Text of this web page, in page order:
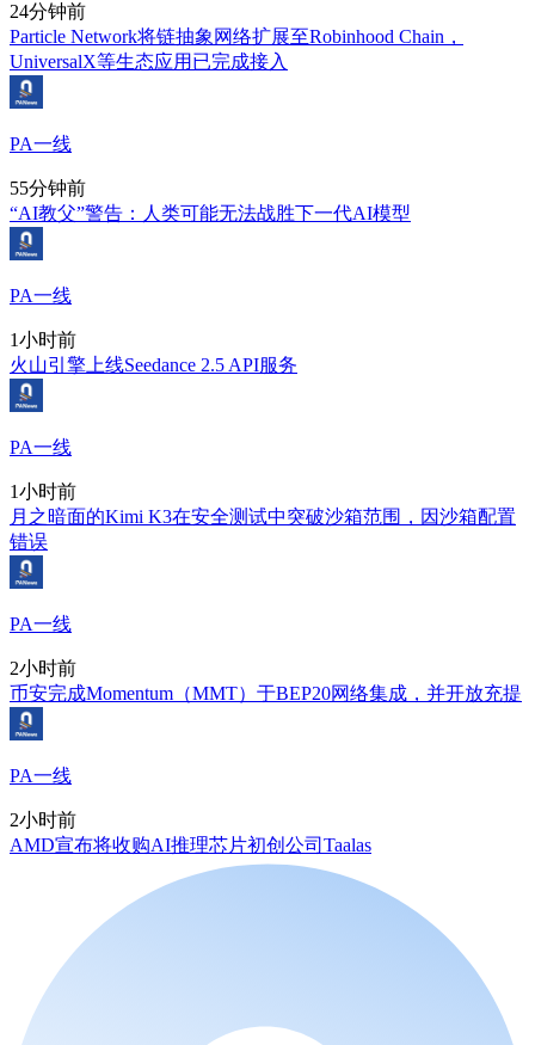
24分钟前
Particle Network将链抽象网络扩展至Robinhood Chain，
UniversalX等生态应用已完成接入
PA一线
55分钟前
“AI教父”警告：人类可能无法战胜下一代AI模型
PA一线
1小时前
火山引擎上线Seedance 2.5 API服务
PA一线
1小时前
月之暗面的Kimi K3在安全测试中突破沙箱范围，因沙箱配置
错误
PA一线
2小时前
币安完成Momentum（MMT）于BEP20网络集成，并开放充提
PA一线
2小时前
AMD宣布将收购AI推理芯片初创公司Taalas